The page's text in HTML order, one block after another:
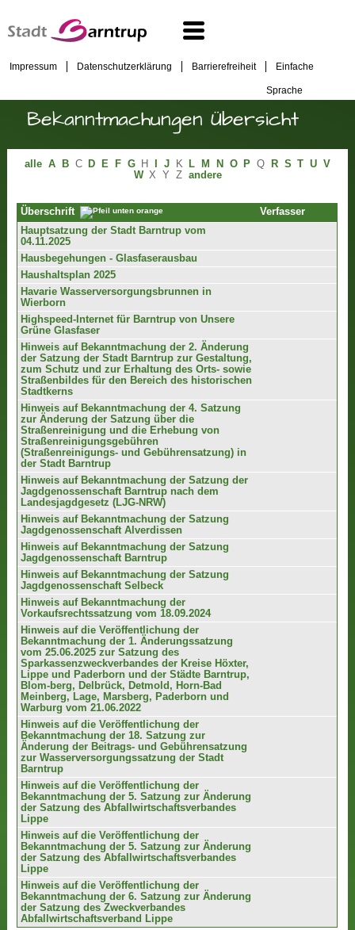
Impressum Datenschutzerklärung Barrierefreiheit Einfache
Sprache
Bekanntmachungen Übersicht
alle A B C D E F G H J K L M N O P Q R S T U V
W X Y Z andere
Überschrift
Verfasser
Hauptsatzung der Stadt Barntrup vom
04.11.2025
Hausbegehungen - Glasfaserausbau
Haushaltsplan 2025
Havarie Wasserversorgungsbrunnen in
Wierborn
Highspeed-Internet für Barntrup von Unsere
Grüne Glasfaser
Hinweis auf Bekanntmachung der 2. Änderung
der Satzung der Stadt Barntrup zur Gestaltung,
zum Schutz und zur Erhaltung des Orts- sowie
Straßenbildes für den Bereich des historischen
Stadtkerns
Hinweis auf Bekanntmachung der 4. Satzung
zur Änderung der Satzung über die
Straßenreinigung und die Erhebung von
Straßenreinigungsgebühren
(Straßenreinigungs- und Gebührensatzung) in
der Stadt Barntrup
Hinweis auf Bekanntmachung der Satzung der
Jagdgenossenschaft Barntrup nach dem
Landesjagdgesetz (LJG-NRW)
Hinweis auf Bekanntmachung der Satzung
Jagdgenossenschaft Alverdissen
Hinweis auf Bekanntmachung der Satzung
Jagdgenossenschaft Barntrup
Hinweis auf Bekanntmachung der Satzung
Jagdgenossenschaft Selbeck
Hinweis auf Bekanntmachung der
Vorkaufsrechtssatzung vom 18.09.2024
Hinweis auf die Veröffentlichung der
Bekanntmachung der 1. Änderungssatzung
vom 25.06.2025 zur Satzung des
Sparkassenzweckverbandes der Kreise Höxter,
Lippe und Paderborn und der Städte Barntrup,
Blom-berg, Delbrück, Detmold, Horn-Bad
Meinberg, Lage, Marsberg, Paderborn und
Warburg vom 21.06.2022
Hinweis auf die Veröffentlichung der
Bekanntmachung der 18. Satzung zur
Änderung der Beitrags- und Gebührensatzung
zur Wasserversorgungssatzung der Stadt
Barntrup
Hinweis auf die Veröffentlichung der
Bekanntmachung der 5. Satzung zur Änderung
der Satzung des Abfallwirtschaftsverbandes
Lippe
Hinweis auf die Veröffentlichung der
Bekanntmachung der 5. Satzung zur Änderung
der Satzung des Abfallwirtschaftsverbandes
Lippe
Hinweis auf die Veröffentlichung der
Bekanntmachung der 6. Satzung zur Änderung
der Satzung des Zweckverbandes
Abfallwirtschaftsverband Lippe